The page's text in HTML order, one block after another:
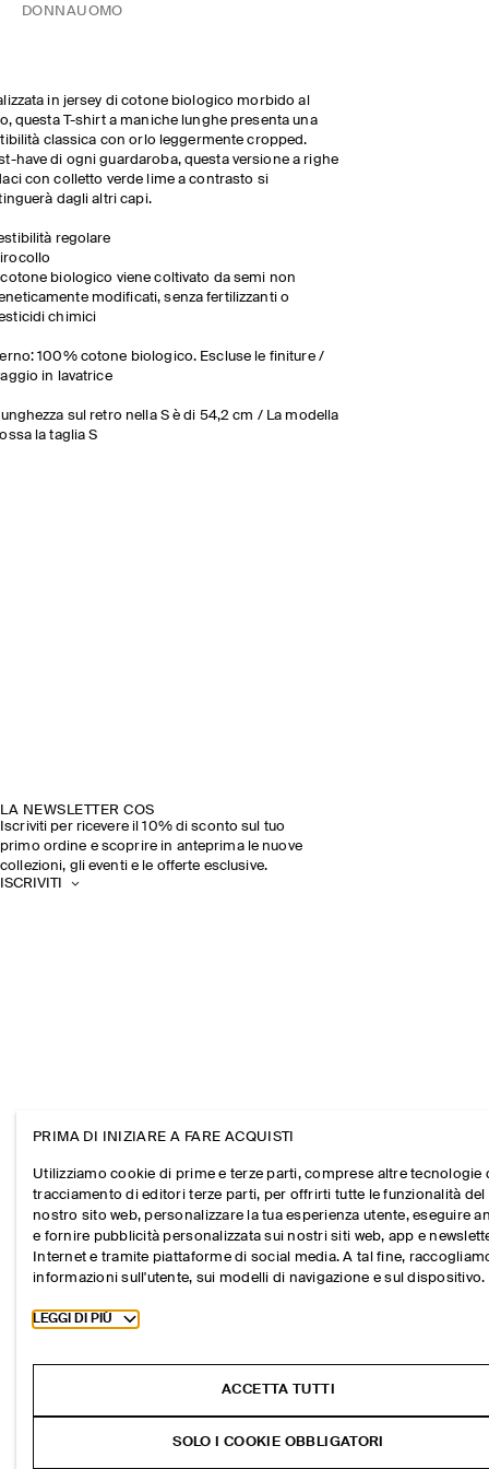
DONNAUOMO
in jersey di cotone biologico morbido al
questa T-shirt a maniche lunghe presenta una
classica con orlo leggermente cropped.
have di ogni guardaroba, questa versione a righe
con colletto verde lime a contrasto si
dagli altri capi.
regolare
biologico viene coltivato da semi non
modificati, senza fertilizzanti o
chimici
100% cotone biologico. Escluse le finiture /
in lavatrice
sul retro nella S è di 54,2 cm / La modella
la taglia S
LA NEWSLETTER COS
Iscriviti per ricevere il 10% di sconto sul tuo
primo ordine e scoprire in anteprima le nuove
collezioni, gli eventi e le offerte esclusive.
ISCRIVITI
PRIMA DI INIZIARE A FARE ACQUISTI
Utilizziamo cookie di prime e terze parti, comprese altre tecnologie
tracciamento di editori terze parti, per offrirti tutte le funzionalità del
nostro sito web, personalizzare la tua esperienza utente, eseguire
e fornire pubblicità personalizzata sui nostri siti web, app e
Internet e tramite piattaforme di social media. A tal fine,
informazioni sull'utente, sui modelli di navigazione e sul dispositivo.
Toggle more cookie information
LEGGI DI PIÙ
ACCETTA TUTTI
SOLO I COOKIE OBBLIGATORI